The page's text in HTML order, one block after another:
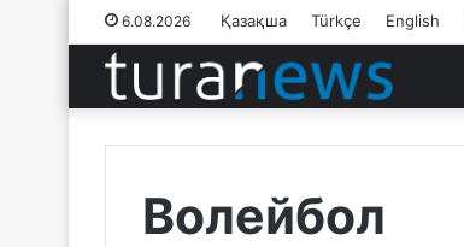
6.08.2026 Қазақша Türkçe English
Волейбол